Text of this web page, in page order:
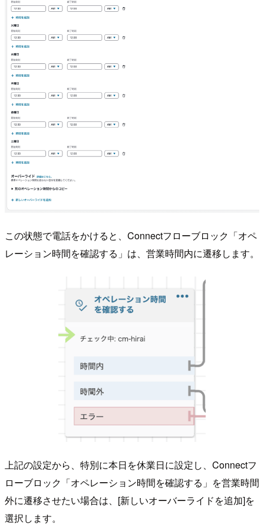
この状態で電話をかけると、Connectフローブロック「オペ
レーション時間を確認する」は、営業時間内に遷移します。
上記の設定から、特別に本日を休業日に設定し、Connectフ
ローブロック「オペレーション時間を確認する」を営業時間
外に遷移させたい場合は、[新しいオーバーライドを追加]を
選択します。